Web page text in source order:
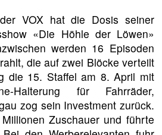
VOX hat die Dosis seiner
«Die Höhle der Löwen»
werden 16 Episoden
die auf zwei Blöcke verteilt
die 15. Staffel am 8. April mit
Halterung für Fahrräder,
zog sein Investment zurück.
Zuschauer und führte